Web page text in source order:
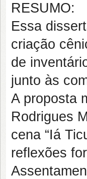
RESUMO:
Essa
criação
de
junto às
A proposta
Rodrigues
cena “Iá
reflexões